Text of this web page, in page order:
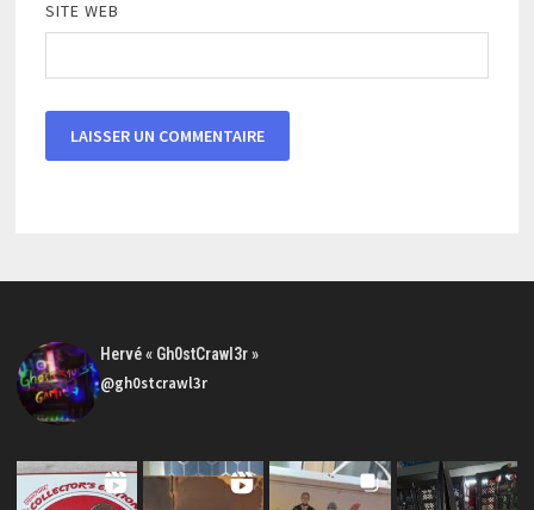
SITE WEB
Hervé « Gh0stCrawl3r »
@gh0stcrawl3r